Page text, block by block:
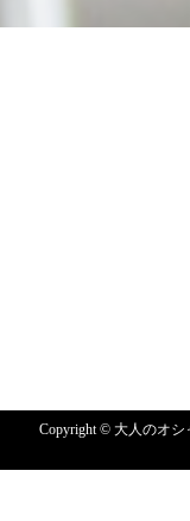
Copyright © 大人のオシ